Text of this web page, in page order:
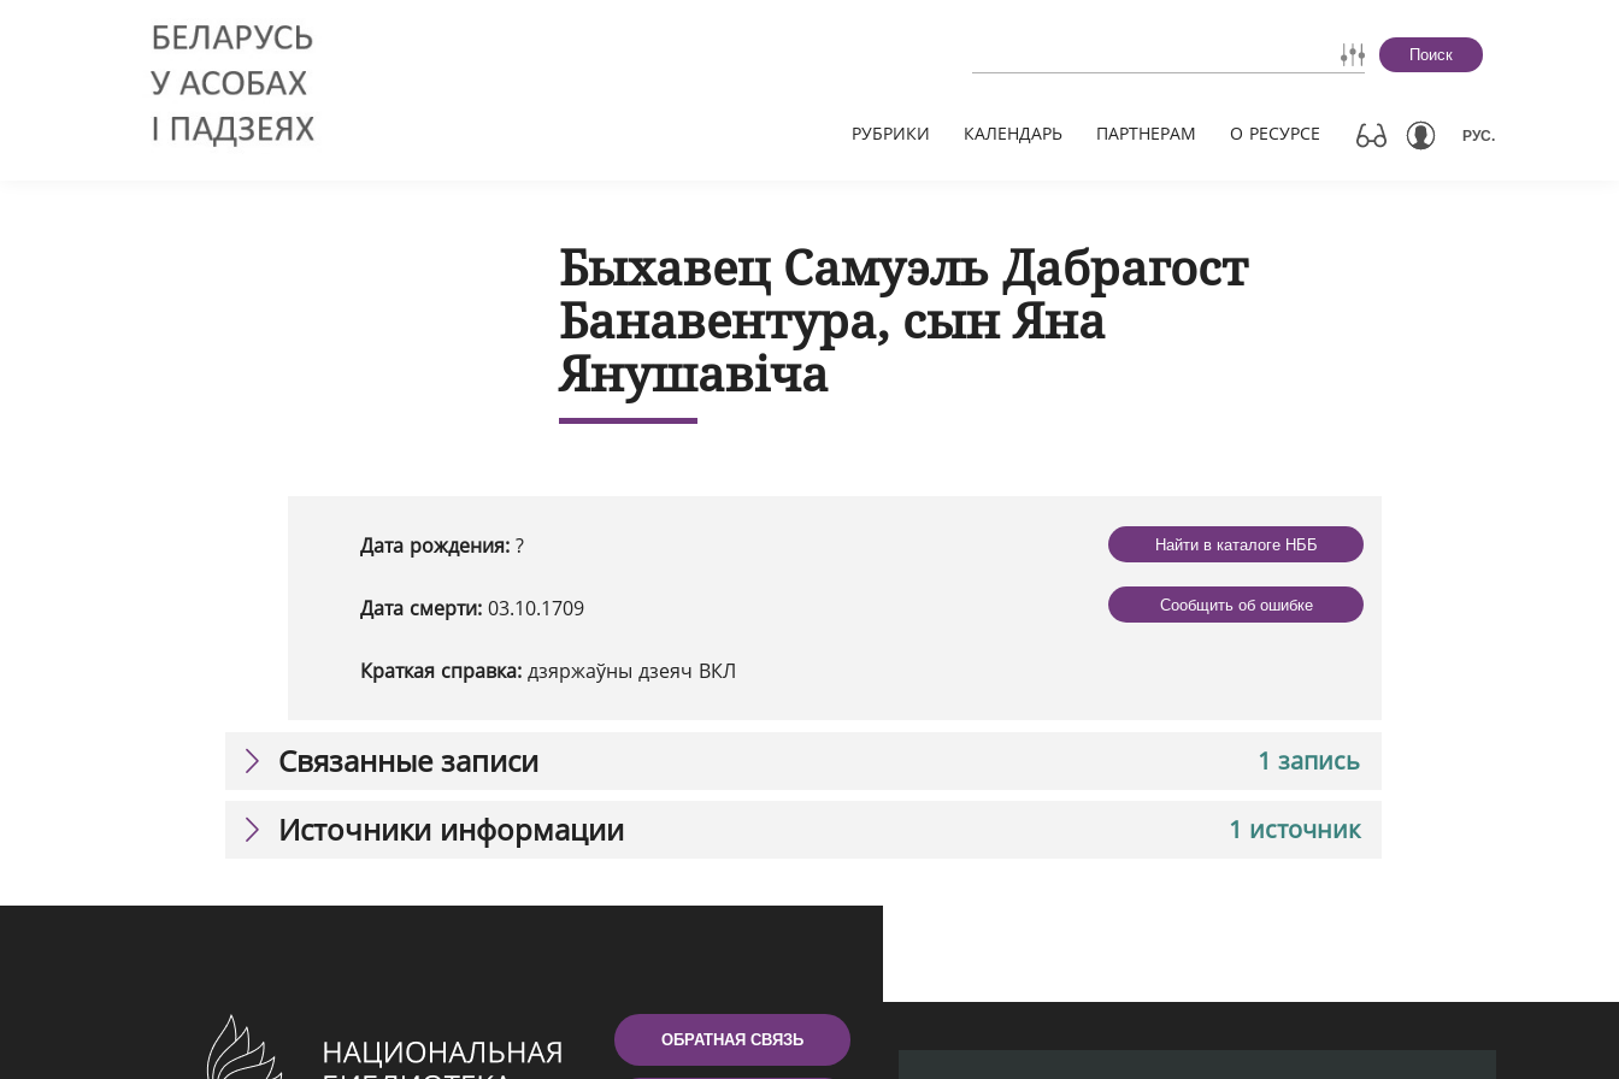
Поиск
РУБРИКИ КАЛЕНДАРЬ ПАРТНЕРАМ О РЕСУРСЕ РУС.
Быхавец Самуэль Дабрагост
Банавентура, сын Яна
Янушавіча
Дата рождения: ?
Дата смерти: 03.10.1709
Краткая справка: дзяржаўны дзеяч ВКЛ
Найти в каталоге НББ
Сообщить об ошибке
1 запись
Связанные записи
1 источник
Источники информации
ОБРАТНАЯ СВЯЗЬ